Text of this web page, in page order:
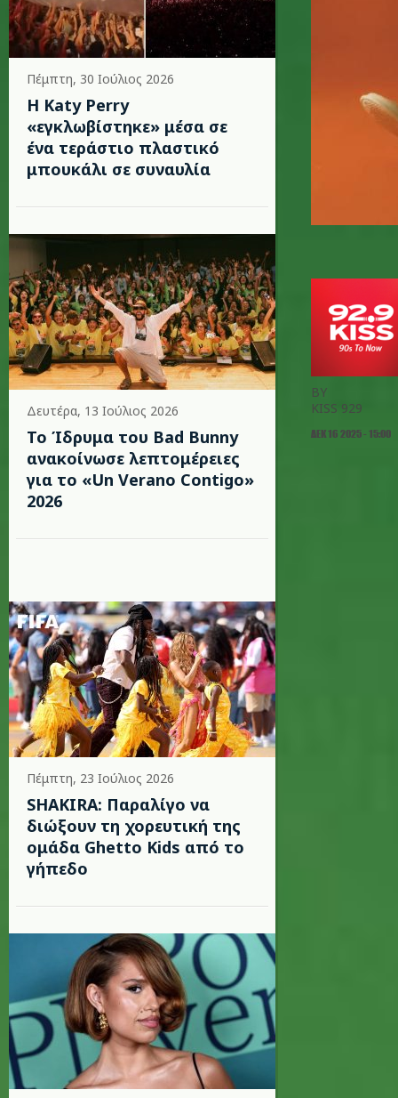
Πέμπτη, 30 Ιούλιος 2026
H Katy Perry
«εγκλωβίστηκε» μέσα σε
ένα τεράστιο πλαστικό
μπουκάλι σε συναυλία
Δευτέρα, 13 Ιούλιος 2026
Το Ίδρυμα του Bad Bunny
ανακοίνωσε λεπτομέρειες
για το «Un Verano Contigo»
2026
Πέμπτη, 23 Ιούλιος 2026
SHAKIRA: Παραλίγο να
διώξουν τη χορευτική της
ομάδα Ghetto Kids από το
γήπεδο
BY
KISS 929
ΔΕΚ 16 2025 - 15:00